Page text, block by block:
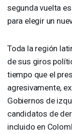
segunda vuelta
para elegir un
Toda la región
de sus giros
tiempo que el
agresivamente,
Gobiernos de
candidatos de
incluido en